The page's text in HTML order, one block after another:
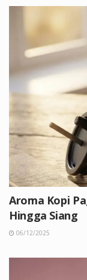
Aroma Kopi
Hingga Siang
06/12/2025